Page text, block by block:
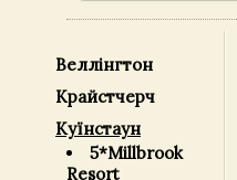
Веллінгтон
Крайстчерч
Куїнстаун
5*Millbrook
Resort